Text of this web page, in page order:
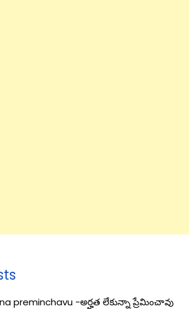
preminchavu -అర్హత లేకున్నా ప్రేమించావు